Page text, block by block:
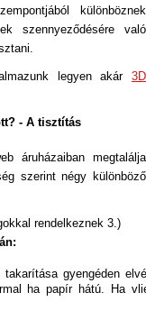
különböznek
szennyeződésére való
legyen akár 3D
- A tisztítás
áruházaiban megtalálja
szerint négy különböző
rendelkeznek 3.)
gyengéden
ha papír hátú. Ha